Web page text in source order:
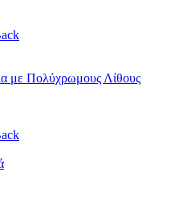
με Πολύχρωμους Λίθους